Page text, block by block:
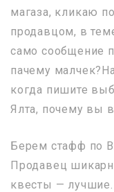
магаза, кликаю
продавцом, в
само сообщение
пачему
когда пишите
Ялта, почему вы
Берем стафф по
Продавец
квесты — лучшие.